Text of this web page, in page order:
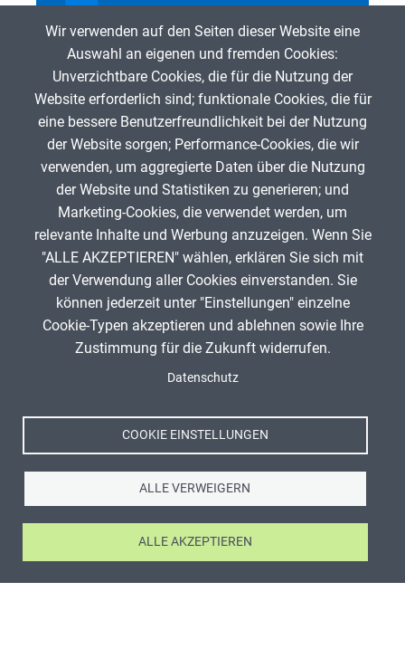
Bei der ZUM mitmachen
Du möchtest freie digitale Lehr- und Lerninhalte
fördern? Dann bist Du herzlich eingeladen, bei der ZUM
mitzumachen!
Mehr erfahren
Wir verwenden auf den Seiten dieser Website eine
Auswahl an eigenen und fremden Cookies:
Unverzichtbare Cookies, die für die Nutzung der
Website erforderlich sind; funktionale Cookies, die für
eine bessere Benutzerfreundlichkeit bei der Nutzung
der Website sorgen; Performance-Cookies, die wir
verwenden, um aggregierte Daten über die Nutzung
der Website und Statistiken zu generieren; und
Marketing-Cookies, die verwendet werden, um
relevante Inhalte und Werbung anzuzeigen. Wenn Sie
"ALLE AKZEPTIEREN" wählen, erklären Sie sich mit
der Verwendung aller Cookies einverstanden. Sie
können jederzeit unter "Einstellungen" einzelne
Cookie-Typen akzeptieren und ablehnen sowie Ihre
Zustimmung für die Zukunft widerrufen.
Datenschutz
COOKIE EINSTELLUNGEN
ALLE VERWEIGERN
ALLE AKZEPTIEREN